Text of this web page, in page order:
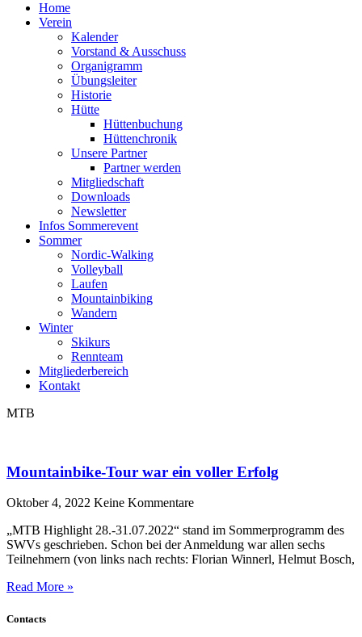
Home
Verein
Kalender
Vorstand & Ausschuss
Organigramm
Übungsleiter
Historie
Hütte
Hüttenbuchung
Hüttenchronik
Unsere Partner
Partner werden
Mitgliedschaft
Downloads
Newsletter
Infos Sommerevent
Sommer
Nordic-Walking
Volleyball
Laufen
Mountainbiking
Wandern
Winter
Skikurs
Rennteam
Mitgliederbereich
Kontakt
MTB
Mountainbike-Tour war ein voller Erfolg
Oktober 4, 2022 Keine Kommentare
„MTB Highlight 28.-31.07.2022“ stand im Sommerprogramm des
SWVs geschrieben. Schon bei der Anmeldung war allen sechs
Teilnehmern (von links nach rechts: Florian Winnerl, Helmut Bosch,
Read More »
Contacts